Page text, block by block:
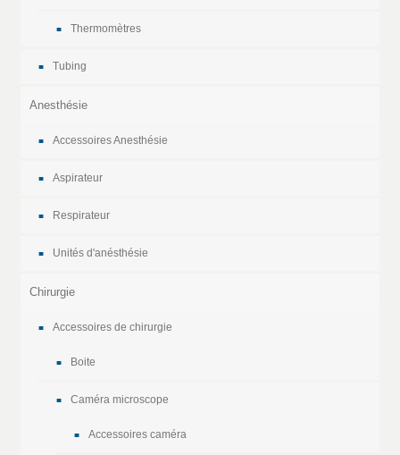
Thermomètres
Tubing
Anesthésie
Accessoires Anesthésie
Aspirateur
Respirateur
Unités d'anésthésie
Chirurgie
Accessoires de chirurgie
Boite
Caméra microscope
Accessoires caméra